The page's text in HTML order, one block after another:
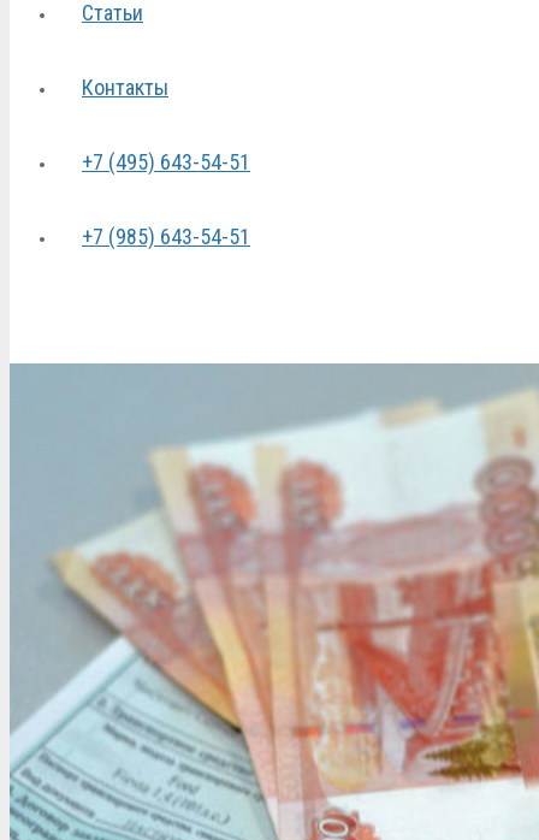
Статьи
Контакты
+7 (495) 643-54-51
+7 (985) 643-54-51